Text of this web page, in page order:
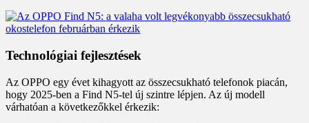
Technológiai fejlesztések
Az OPPO egy évet kihagyott az összecsukható telefonok piacán,
hogy 2025-ben a Find N5-tel új szintre lépjen. Az új modell
várhatóan a következőkkel érkezik: